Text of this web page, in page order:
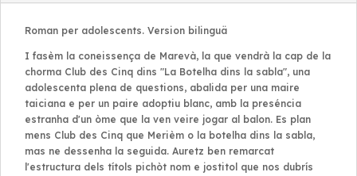
Roman per adolescents. Version bilinguä
I fasèm la coneissença de Marevà, la que vendrà la cap de la
chorma Club des Cinq dins "La Botelha dins la sabla", una
adolescenta plena de questions, abalida per una maire
taiciana e per un paire adoptiu blanc, amb la preséncia
estranha d'un òme que la ven veire jogar al balon. Es plan
mens Club des Cinq que Merièm o la botelha dins la sabla,
mas ne dessenha la seguida. Auretz ben remarcat
l'estructura dels títols pichòt nom e jostitol que nos dubrís